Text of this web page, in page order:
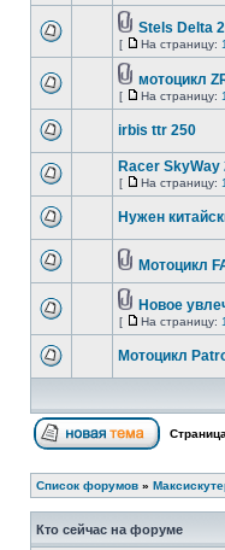
Stels Delta
[ На страницу: 1
мотоцикл
[ На страницу: 1
irbis ttr 250
Racer
[ На страницу: 1
Нужен
Мотоцикл
Новое
[ На страницу: 1
Мотоцикл
Страница
Список форумов »
Кто сейчас на форуме